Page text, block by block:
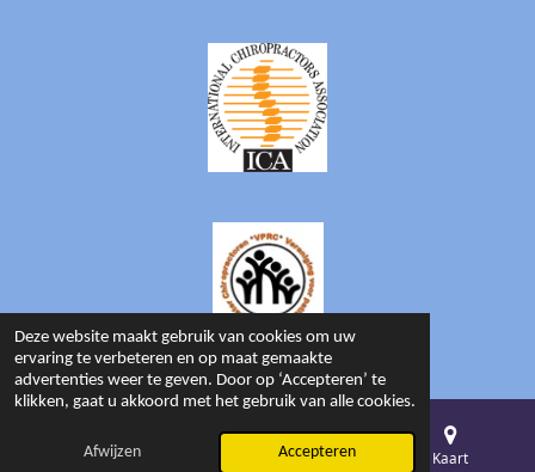
Deze website maakt gebruik van cookies om uw
ervaring te verbeteren en op maat gemaakte
advertenties weer te geven. Door op ‘Accepteren’ te
klikken, gaat u akkoord met het gebruik van alle cookies.
Afwijzen Accepteren
© 2026 Beyond Chiropractic
E-mailadres Telefoonnummer Kaart